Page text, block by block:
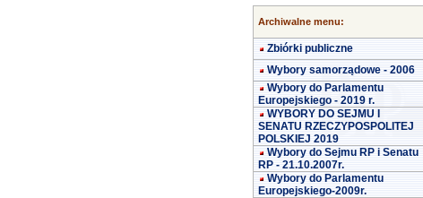
Archiwalne menu:
Zbiórki publiczne
Wybory samorządowe - 2006
Wybory do Parlamentu
Europejskiego - 2019 r.
WYBORY DO SEJMU I
SENATU RZECZYPOSPOLITEJ
POLSKIEJ 2019
Wybory do Sejmu RP i Senatu
RP - 21.10.2007r.
Wybory do Parlamentu
Europejskiego-2009r.